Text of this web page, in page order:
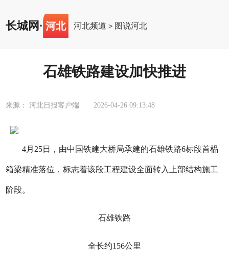
长城网 · 河北 河北频道 > 图说河北
石雄铁路建设加快推进
来源： 河北日报客户端 2026-04-26 09:13:48
4月25日，由中国铁建大桥局承建的石雄铁路6标段首榀
箱梁精准落位，标志着该段工程建设全面转入上部结构施工
阶段。
石雄铁路
全长约156公里